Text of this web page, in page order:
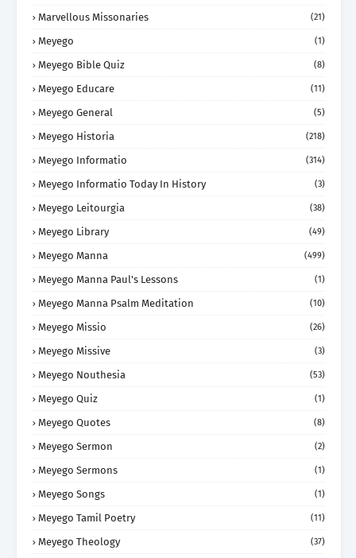
Marvellous Missonaries (21)
Meyego (1)
Meyego Bible Quiz (8)
Meyego Educare (11)
Meyego General (5)
Meyego Historia (218)
Meyego Informatio (314)
Meyego Informatio Today In History (3)
Meyego Leitourgia (38)
Meyego Library (49)
Meyego Manna (499)
Meyego Manna Paul's Lessons (1)
Meyego Manna Psalm Meditation (10)
Meyego Missio (26)
Meyego Missive (3)
Meyego Nouthesia (53)
Meyego Quiz (1)
Meyego Quotes (8)
Meyego Sermon (2)
Meyego Sermons (1)
Meyego Songs (1)
Meyego Tamil Poetry (11)
Meyego Theology (37)